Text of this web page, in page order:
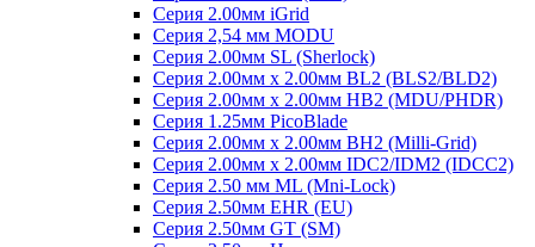
Серия 2.00мм iGrid
Серия 2,54 мм MODU
Серия 2.00мм SL (Sherlock)
Серия 2.00мм x 2.00мм BL2 (BLS2/BLD2)
Серия 2.00мм x 2.00мм HB2 (MDU/PHDR)
Серия 1.25мм PicoBlade
Серия 2.00мм х 2.00мм BH2 (Milli-Grid)
Серия 2.00мм х 2.00мм IDC2/IDM2 (IDCC2)
Серия 2.50 мм ML (Mni-Lock)
Серия 2.50мм EHR (EU)
Серия 2.50мм GT (SM)